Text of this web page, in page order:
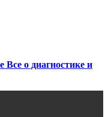
Все о диагностике и